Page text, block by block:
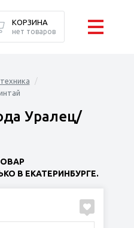
Уралец/
В ЕКАТЕРИНБУРГЕ.
КОРЗИНА
нет товаров